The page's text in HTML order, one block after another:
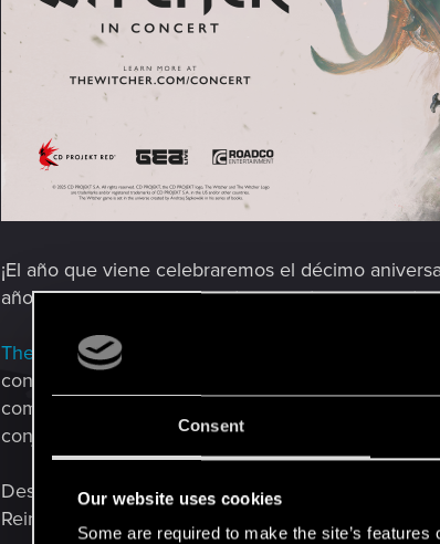
Consent
Our website uses cookies
Some are required to make the site’s
¡El año que viene celebraremos el décimo
años de aventuras y de matar monstruos que a
The Witcher en Concierto
será una innovadora
con la banda sonora original compuesta por
compositores Percival y un conjunto profesional,
conjunto de instrumentos tradicionales y modernos.
Desde los acordes iniciales de «The Trail» hasta
Reinos del Norte, devastados por la guerra, es